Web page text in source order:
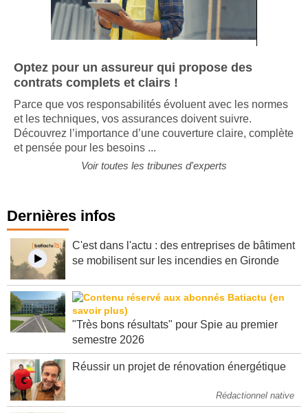
Optez pour un assureur qui propose des
contrats complets et clairs !
Parce que vos responsabilités évoluent avec les normes
et les techniques, vos assurances doivent suivre.
Découvrez l’importance d’une couverture claire, complète
et pensée pour les besoins ...
Voir toutes les tribunes d'experts
Dernières infos
C'est dans l'actu : des entreprises de bâtiment
se mobilisent sur les incendies en Gironde
"Très bons résultats" pour Spie au premier
semestre 2026
Réussir un projet de rénovation énergétique
Rédactionnel native